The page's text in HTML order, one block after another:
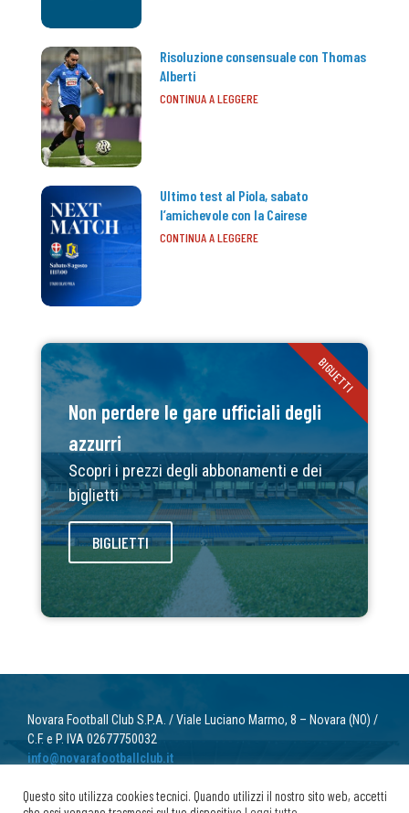
Risoluzione consensuale con Thomas
Alberti
CONTINUA A LEGGERE
Ultimo test al Piola, sabato
l’amichevole con la Cairese
CONTINUA A LEGGERE
Non perdere le gare ufficiali degli
azzurri
Scopri i prezzi degli abbonamenti e dei
biglietti
BIGLIETTI
BIGLIETTI
Novara Football Club S.P.A. / Viale Luciano Marmo, 8 – Novara (NO) /
C.F. e P. IVA 02677750032
info@novarafootballclub.it
© 2022 Novara Football Club. Tutti i diritti riservati.
Questo sito utilizza cookies tecnici. Quando utilizzi il nostro sito web, accetti